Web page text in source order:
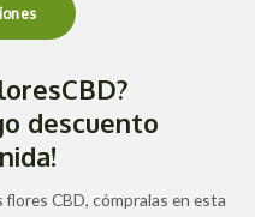
descuento
CBD, cómpralas en esta